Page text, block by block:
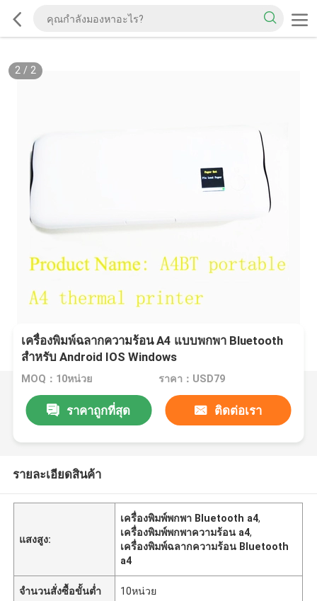
2/ 2
เครื่องพิมพ์ฉลากความร้อน A4 แบบพกพา Bluetooth
สำหรับ Android IOS Windows
MOQ：10หน่วย ราคา：USD79
ราคาถูกที่สุด ติดต่อเรา
รายละเอียดสินค้า
แสงสูง:
เครื่องพิมพ์พกพา Bluetooth a4,
เครื่องพิมพ์พกพาความร้อน a4,
เครื่องพิมพ์ฉลากความร้อน Bluetooth
a4
จำนวนสั่งซื้อขั้นต่ำ 10หน่วย